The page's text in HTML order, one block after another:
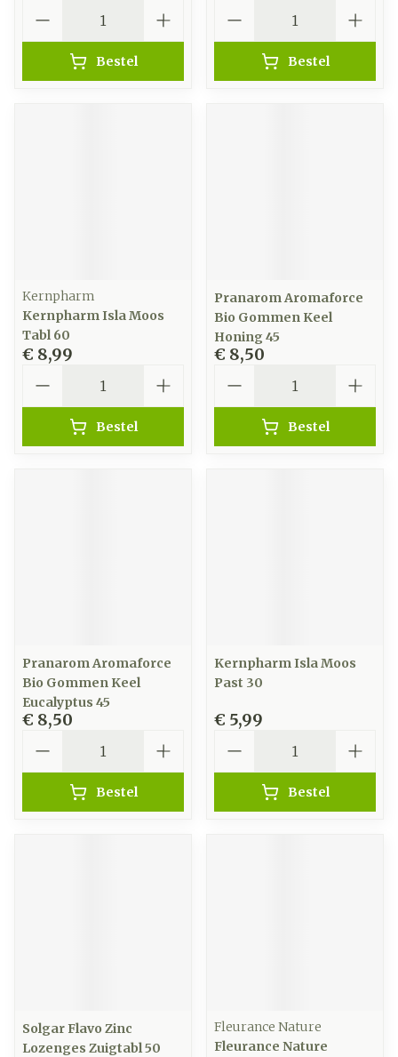
Bestel Bestel
Kernpharm
Kernpharm Isla Moos
Tabl 60
€ 8,99
Bestel
Pranarom Aromaforce
Bio Gommen Keel
Honing 45
€ 8,50
Bestel
Pranarom Aromaforce
Bio Gommen Keel
Eucalyptus 45
€ 8,50
Bestel
Kernpharm Isla Moos
Past 30
€ 5,99
Bestel
Solgar Flavo Zinc
Lozenges Zuigtabl 50
Fleurance Nature
Fleurance Nature